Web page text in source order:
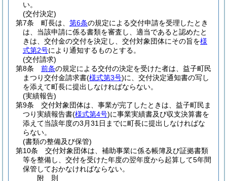
い。
(交付決定)
第7条
町長は、 第6条の規定による交付申請を受理したとき
は、当該申請に係る書類を審査し、適当であると認めたと
きは、交付金の交付を決定し、交付対象団体にその旨を様
式第2号により通知するものとする。
(交付請求)
第8条
前条の規定による交付の決定を受けた者は、益子町民
まつり交付金請求書(様式第3号)に、交付決定通知書の写し
を添えて町長に提出しなければならない。
(実績報告)
第9条
交付対象団体は、事業が完了したときは、益子町民ま
つり実績報告書(様式第4号)に事業実績書及び収支決算書を
添えて当該年度の3月31日までに町長に提出しなければな
らない。
(書類の整備及び保管)
第10条
交付対象団体は、補助事業に係る帳簿及び証拠書類
等を整備し、交付を受けた年度の翌年度から起算して5年間
保管しておかなければならない。
附 則